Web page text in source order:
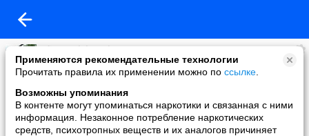
Применяются рекомендательные технологии
Прочитать правила их применении можно по ссылке
Возможны упоминания
В контенте могут упоминаться наркотики и связанная с ними
информация. Незаконное потребление наркотических
средств, психотропных веществ и их аналогов причиняет
Efimov Aleksandr
added a photo
20 Oct в 23:47